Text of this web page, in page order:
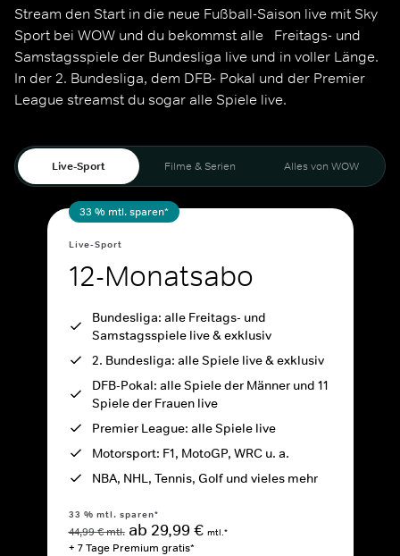
Stream den Start in die neue Fußball-Saison live mit Sky
Sport bei WOW und du bekommst alle   Freitags- und
Samstagsspiele der Bundesliga live und in voller Länge.
In der 2. Bundesliga, dem DFB- Pokal und der Premier
League streamst du sogar alle Spiele live.
Live-Sport Filme & Serien Alles von WOW
33 % mtl. sparen*
Live-Sport
12-Monatsabo
Bundesliga: alle Freitags- und
Samstagsspiele live & exklusiv
2. Bundesliga: alle Spiele live & exklusiv
DFB-Pokal: alle Spiele der Männer und 11
Spiele der Frauen live
Premier League: alle Spiele live
Motorsport: F1, MotoGP, WRC u. a.
NBA, NHL, Tennis, Golf und vieles mehr
33 % mtl. sparen*
44,99 € mtl. ab 29,99 € mtl.*
+ 7 Tage Premium gratis*